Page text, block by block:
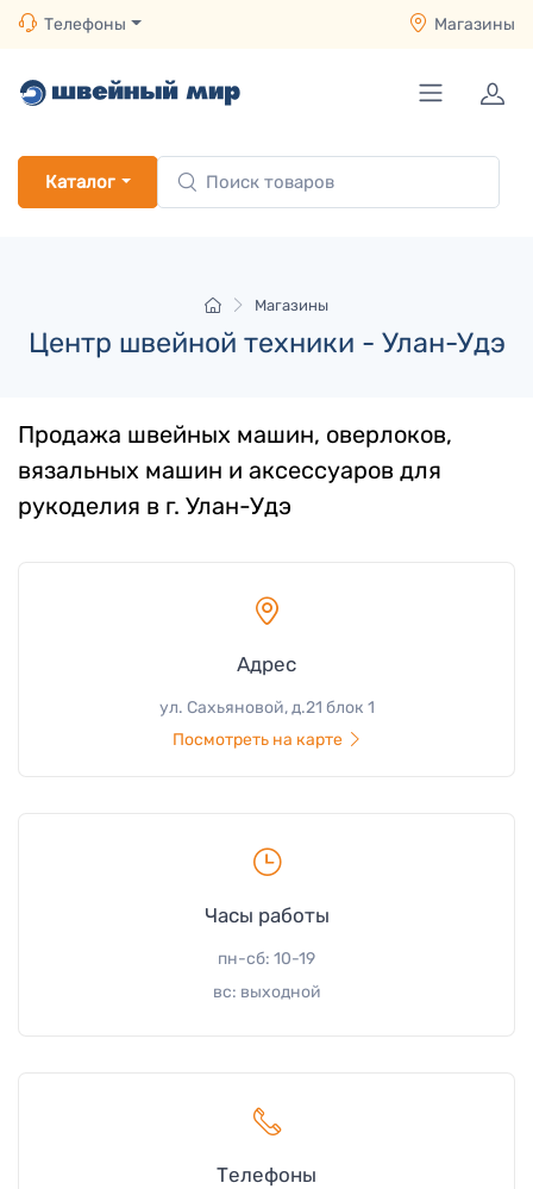
Телефоны Магазины
Каталог
Магазины
Центр швейной техники - Улан-Удэ
Продажа швейных машин, оверлоков,
вязальных машин и аксессуаров для
рукоделия в г. Улан-Удэ
Адрес
ул. Сахьяновой, д.21 блок 1
Посмотреть на карте
Часы работы
пн-сб: 10-19
вс: выходной
Телефоны